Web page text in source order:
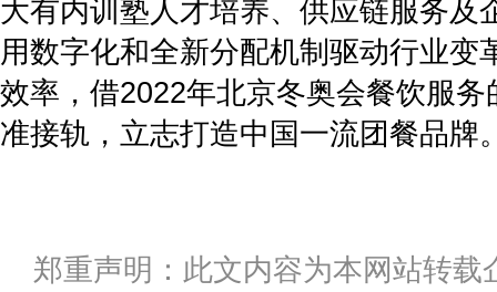
大有内训塾人才培养、供应链服务及
用数字化和全新分配机制驱动行业变
效率，借2022年北京冬奥会餐饮服
准接轨，立志打造中国一流团餐品牌
郑重声明：此文内容为本网站转载